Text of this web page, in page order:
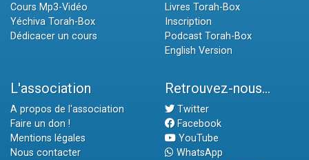
Cours Mp3-Vidéo
Yéchiva Torah-Box
Dédicacer un cours
Livres Torah-Box
Inscription
Podcast Torah-Box
English Version
L'association
A propos de l'association
Faire un don !
Mentions légales
Nous contacter
Retrouvez-nous...
Twitter
Facebook
YouTube
WhatsApp